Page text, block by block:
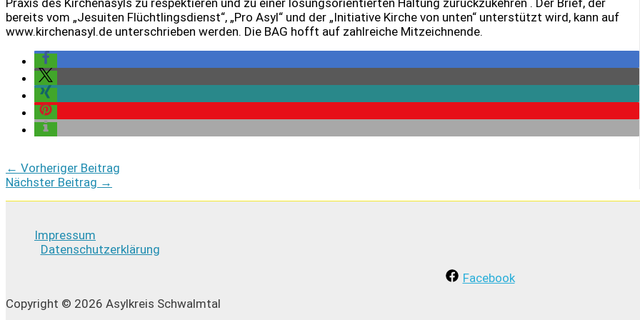
bereits vom „Jesuiten Flüchtlingsdienst“, „Pro Asyl“ und der „Initiative Kirche von unten“ unterstützt wird, kann auf
www.kirchenasyl.de unterschrieben werden. Die BAG hofft auf zahlreiche Mitzeichnende.
← Vorheriger Beitrag
Nächster Beitrag →
Impressum
Datenschutzerklärung
Facebook
Copyright © 2026 Asylkreis Schwalmtal